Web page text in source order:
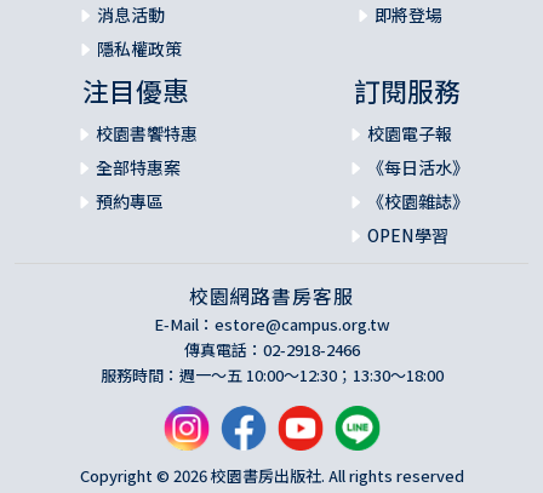
消息活動
隱私權政策
即將登場
注目優惠
校園書饗特惠
全部特惠案
預約專區
訂閱服務
校園電子報
《每日活水》
《校園雜誌》
OPEN學習
校園網路書房客服
E-Mail： estore@campus.org.tw
傳真電話：02-2918-2466
服務時間：週一～五 10:00～12:30；13:30～18:00
Copyright © 2026 校園書房出版社. All rights reserved